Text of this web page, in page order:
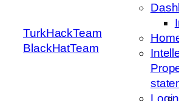
TurkHackTeam
BlackHatTeam
Login